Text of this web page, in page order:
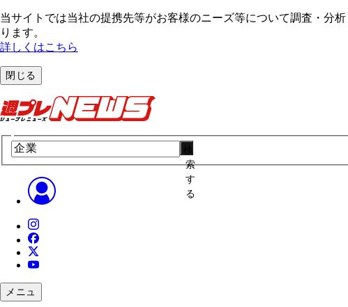
当サイトでは当社の提携先等がお客様のニーズ等について調査・分
ります。
詳しくはこちら
閉じる
索
す
る
メニュ